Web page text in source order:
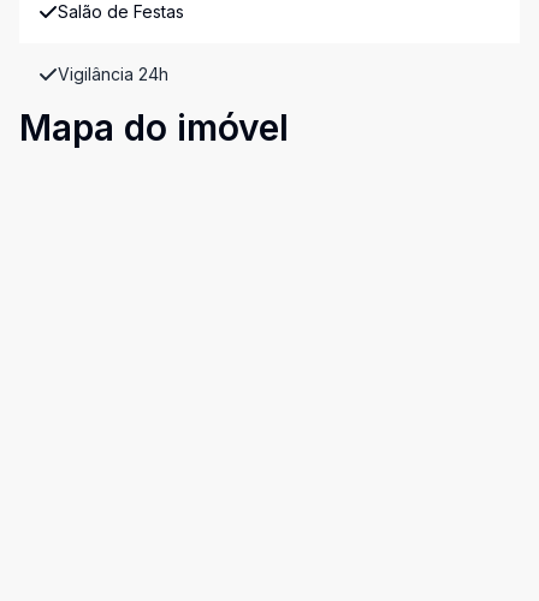
Salão de Festas
Vigilância 24h
Mapa do imóvel